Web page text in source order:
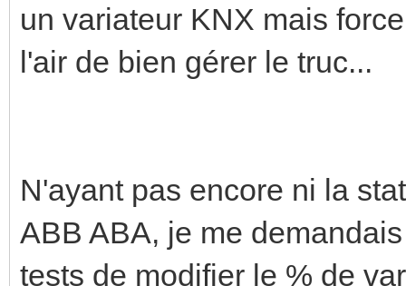
un variateur KNX mais
l'air de bien gérer le truc...
N'ayant pas encore ni la
ABB ABA, je me
tests de modifier le % de